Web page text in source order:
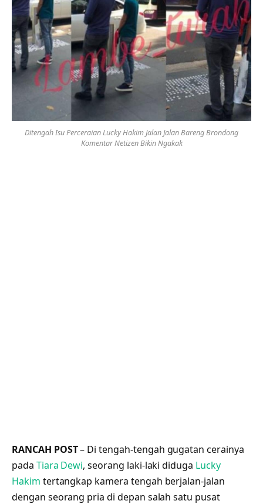
Ditengah Isu Perceraian Lucky Hakim Jalan Jalan Bareng Brondong
Komentar Netizen Bikin Ngakak
RANCAH POST– Di tengah-tengah gugatan cerainya
pada Tiara Dewi, seorang laki-laki diduga Lucky
Hakim tertangkap kamera tengah berjalan-jalan
dengan seorang pria di depan salah satu pusat